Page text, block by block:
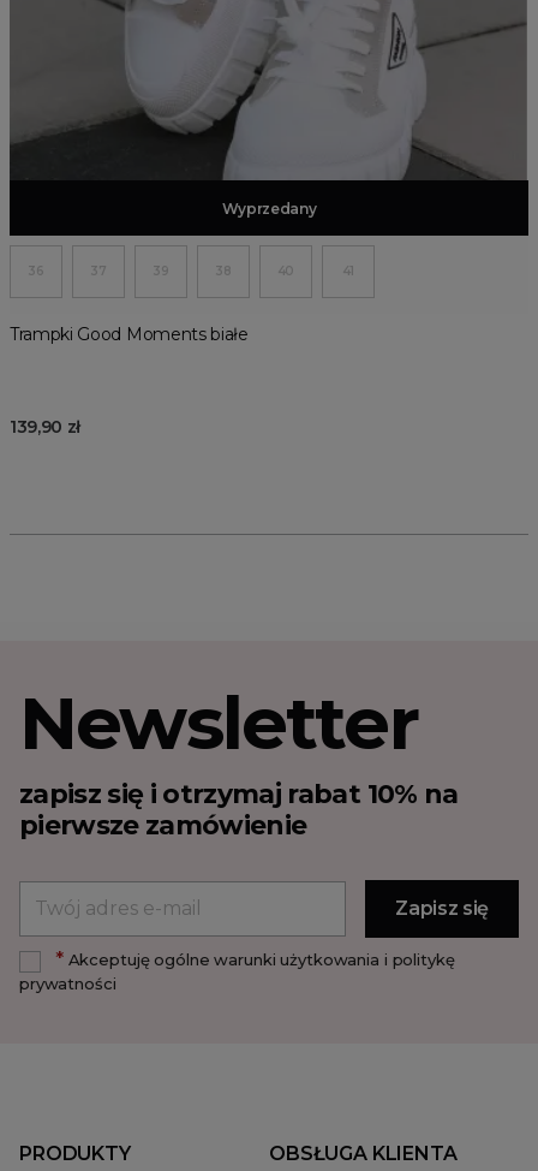
Dodaj do koszyka
Wyprzedany
36 37 39 38 40 41
Trampki Good Moments białe
139,90 zł
Newsletter
zapisz się i otrzymaj rabat 10% na
pierwsze zamówienie
*Akceptuję ogólne warunki użytkowania i politykę
prywatności
PRODUKTY OBSŁUGA KLIENTA